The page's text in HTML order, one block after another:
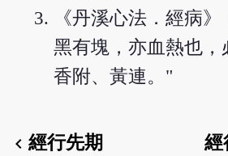
《丹溪心法．經病
黑有塊，亦血熱也，
香附、黃連。"
chevron_left經行先期 經